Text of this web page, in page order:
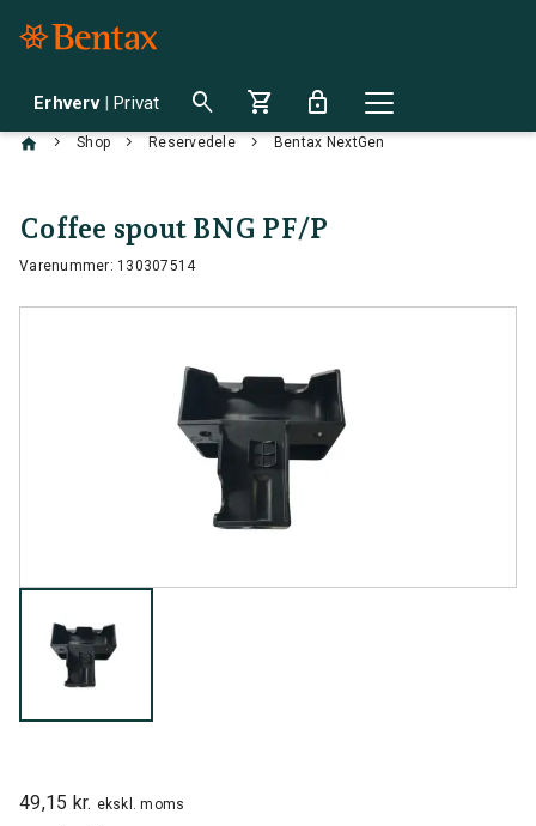
Erhverv | Privat search shopping_cart lock
chevron_right Shop chevron_right Reservedele chevron_right Bentax NextGen
Coffee spout BNG PF/P
Varenummer: 130307514
49,15 kr. ekskl. moms